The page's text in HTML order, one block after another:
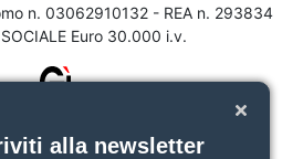
n. 03062910132 - REA n. 293834
Euro 30.000 i.v.
alla newsletter